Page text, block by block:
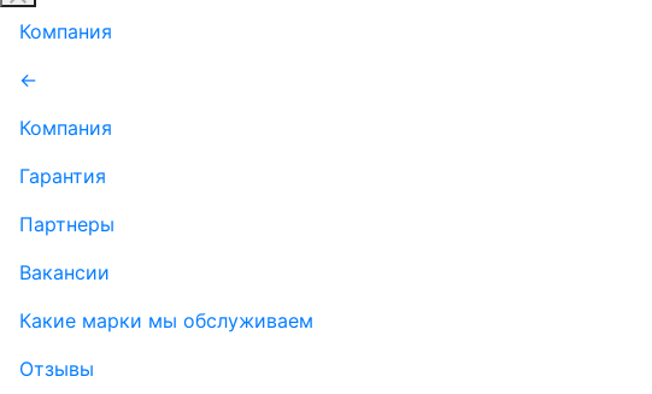
Компания
←
Компания
Гарантия
Партнеры
Вакансии
Какие марки мы обслуживаем
Отзывы